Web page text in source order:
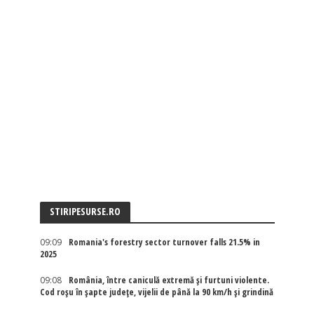
STIRIPESURSE.RO
09:09
Romania's forestry sector turnover falls 21.5% in
2025
09:08
România, între caniculă extremă și furtuni violente.
Cod roșu în șapte județe, vijelii de până la 90 km/h și grindină